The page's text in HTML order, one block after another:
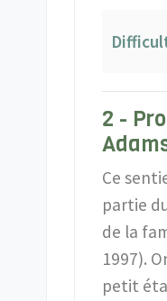
2 -
Ce
partie
de la
1997).
petit